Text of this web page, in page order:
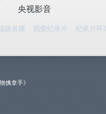
顶级首播 我爱纪录片 纪录片环
央视影音
擒拿手》